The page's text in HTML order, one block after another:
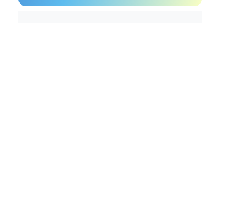
櫻桃琥珀線上看｜預告片